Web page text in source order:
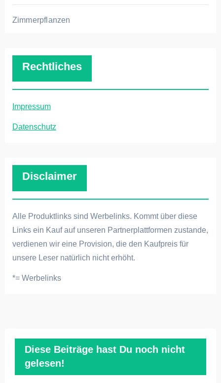
Zimmerpflanzen
Rechtliches
Impressum
Datenschutz
Disclaimer
Alle Produktlinks sind Werbelinks. Kommt über diese
Links ein Kauf auf unseren Partnerplattformen zustande,
verdienen wir eine Provision, die den Kaufpreis für
unsere Leser natürlich nicht erhöht.
*= Werbelinks
Diese Beiträge hast Du noch nicht
gelesen!